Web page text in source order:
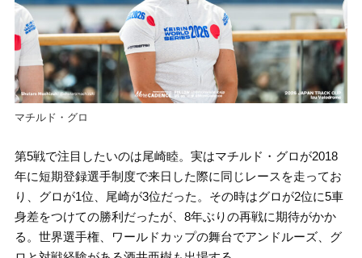
マチルド・グロ
第5戦で注目したいのは尾崎睦。実はマチルド・グロが2018
年に短期登録選手制度で来日した際に同じレースを走ってお
り、グロが1位、尾崎が3位だった。その時はグロが2位に5車
身差をつけての勝利だったが、8年ぶりの再戦に期待がかか
る。世界選手権、ワールドカップの舞台でアンドルーズ、グ